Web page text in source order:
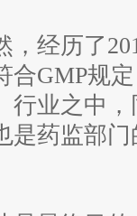
，经历了
合GMP规
行业之中
是药监部